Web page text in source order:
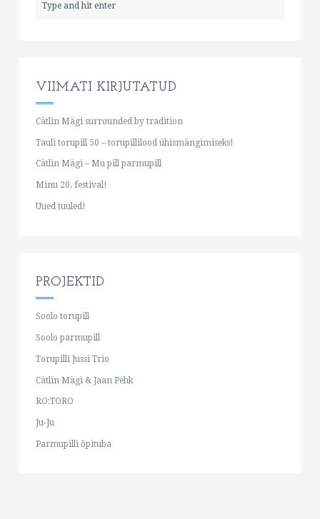
VIIMATI KIRJUTATUD
Cätlin Mägi surrounded by tradition
Tauli torupill 50 – torupillilood ühismängimiseks!
Cätlin Mägi – Mu pill parmupill
Minu 20. festival!
Uued tuuled!
PROJEKTID
Soolo torupill
Soolo parmupill
Torupilli Jussi Trio
Cätlin Mägi & Jaan Pehk
RO:TORO
Ju-Ju
Parmupilli õpituba